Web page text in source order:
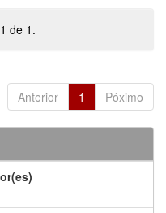
de 1.
Anterior 1 Póximo